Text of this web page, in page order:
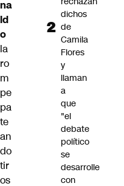
na
ld
o
la
ro
m
pe
pa
te
an
do
tir
os
dichos
de
Camila
Flores
y
llaman
a
que
"el
debate
político
se
desarrolle
con